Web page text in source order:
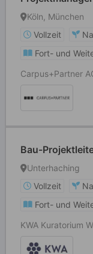
Köln, München
Vollzeit
Fort- und
Carpus+Partner
Bau-
Unterhaching
Vollzeit
Fort- und
KWA Kuratorium